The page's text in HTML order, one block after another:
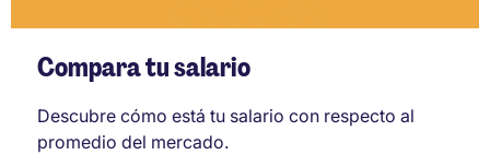
Compara tu salario
Descubre cómo está tu salario con respecto al
promedio del mercado.